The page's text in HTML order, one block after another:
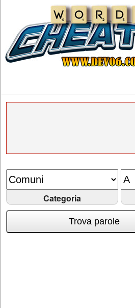
Categoria
Trova parole